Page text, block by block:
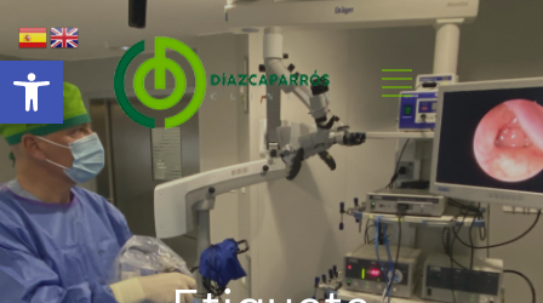
Abrir barra de herramientas